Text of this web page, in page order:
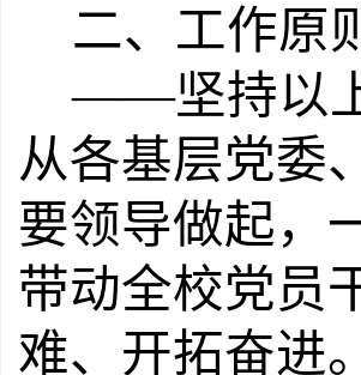
二、工作原
——坚持以
从各基层党委
要领导做起，
带动全校党员
难、开拓奋进。